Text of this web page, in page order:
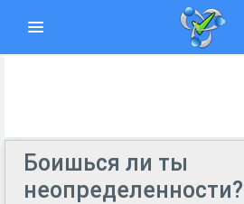
Боишься ли ты
неопределенности?